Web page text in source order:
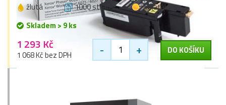
žlutá 1000 stran
1 zlaťák
Skladem > 9 ks
1 293 Kč
1 068 Kč bez DPH - + DO KOŠÍKU